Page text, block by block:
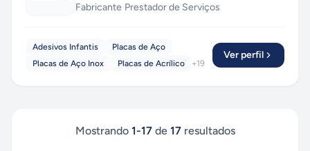
Fabricante·Prestador de Serviços
Adesivos Infantis
Placas de Aço
Placas de Aço Inox
Placas de Acrílico +19
Ver perfil
Mostrando 1-17de 17resultados